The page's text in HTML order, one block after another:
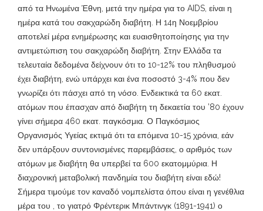
από τα Ηνωμένα Έθνη, μετά την ημέρα για το AIDS, είναι η
ημέρα κατά του σακχαρώδη διαβήτη. Η 14η Νοεμβρίου
αποτελεί μέρα ενημέρωσης και ευαισθητοποίησης για την
αντιμετώπιση του σακχαρώδη διαβήτη. Στην Ελλάδα τα
τελευταία δεδομένα δείχνουν ότι το 10-12% του πληθυσμού
έχει διαβήτη, ενώ υπάρχει και ένα ποσοστό 3-4% που δεν
γνωρίζει ότι πάσχει από τη νόσο. Ενδεικτικά τα 60 εκατ.
ατόμων που έπασχαν από διαβήτη τη δεκαετία του ’80 έχουν
γίνει σήμερα 460 εκατ. παγκόσμια. Ο Παγκόσμιος
Οργανισμός Υγείας εκτιμά ότι τα επόμενα 10-15 χρόνια, εάν
δεν υπάρξουν συντονισμένες παρεμβάσεις, ο αριθμός των
ατόμων με διαβήτη θα υπερβεί τα 600 εκατομμύρια. Η
διαχρονική μεταβολική πανδημία του διαβήτη είναι εδώ!
Σήμερα τιμούμε τον καναδό νομπελίστα όπου είναι η γενέθλια
μέρα του , το γιατρό Φρέντερικ Μπάντινγκ (1891-1941) ο